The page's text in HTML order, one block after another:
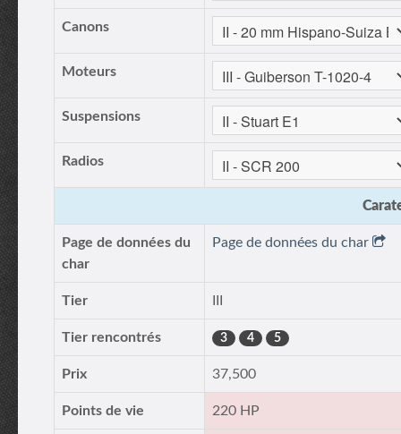
Canons
Moteurs
Suspensions
Radios
Page de données du
char
Page de données du char
Tier
Tier rencontrés 3 4 5
Prix 37,500
Points de vie 220 HP